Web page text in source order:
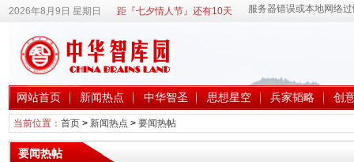
2026年8月9日 星期日 距『七夕情人节』还有10天
网站首页 新闻热点 中华智圣 思想星空 兵家韬略 创
当前位置： 首页> 新闻热点 > 要闻热帖
要闻热帖